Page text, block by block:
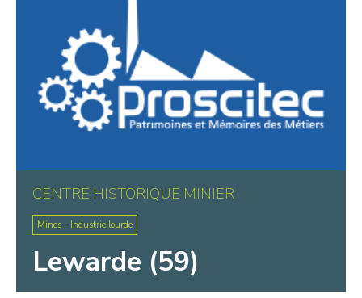
CENTRE HISTORIQUE MINIER
Mines - Industrie lourde
Lewarde (59)